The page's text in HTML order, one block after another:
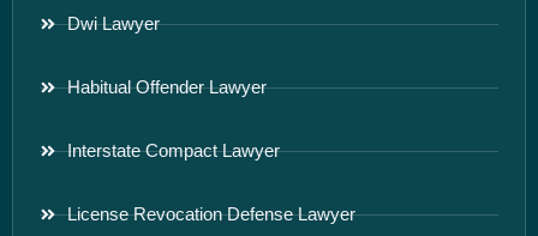
Dwi Lawyer
Habitual Offender Lawyer
Interstate Compact Lawyer
License Revocation Defense Lawyer